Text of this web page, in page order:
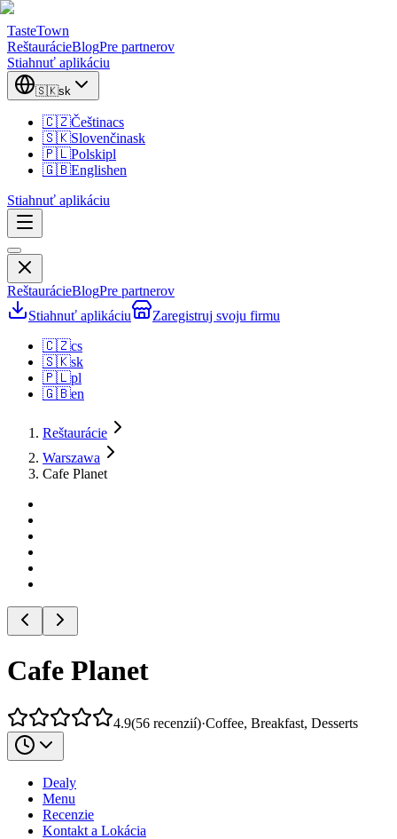
TasteTown
ReštaurácieBlogPre partnerov
Stiahnuť aplikáciu
🇸🇰sk
🇨🇿Češtinacs
🇸🇰Slovenčinask
🇵🇱Polskipl
🇬🇧Englishen
Stiahnuť aplikáciu
ReštaurácieBlogPre partnerov
Stiahnuť aplikáciu
Zaregistruj svoju firmu
🇨🇿cs
🇸🇰sk
🇵🇱pl
🇬🇧en
Reštaurácie
Warszawa
Cafe Planet
Cafe Planet
4.9(56 recenzií)·Coffee, Breakfast, Desserts
Dealy
Menu
Recenzie
Kontakt a Lokácia